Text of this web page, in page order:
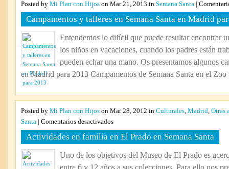
Posted by Mi Plan con Hijos on Mar 21, 2013 in Semana Santa
Campamentos y talleres en Semana Santa en Madrid
Entendemos lo difícil que puede resultar encontrar
los niños en vacaciones, cuando los padres están
pueden echar una mano. Os presentamos algunos
en Madrid para 2013 Campamentos de Semana Santa en el
Posted by Mi Plan con Hijos on Mar 28, 2012 in Culturales, Madrid, Otras
Santa
Comentarios desactivadosen
Actividades
en
en
El
Actividades en familia en El Prado en Semana Santa
Uno de los objetivos del Museo de El Prado es